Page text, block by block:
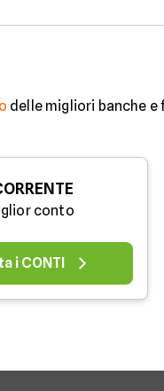
delle migliori banche
conto
i CONTI